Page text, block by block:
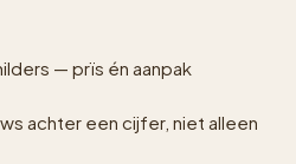
— prïs én aanpak
achter een cijfer, niet alleen